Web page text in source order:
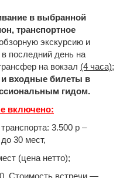
в выбранной
транспортное
экскурсию и
в последний день на
на вокзал (4 часа);
и входные билеты в
гидом.
включено:
3.500 р –
30 мест,
(цена нетто);
Стоимость встречи —